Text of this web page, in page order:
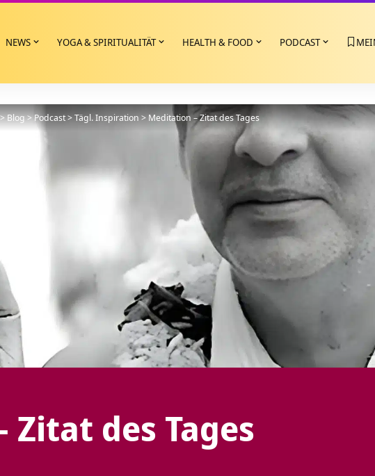
NEWS YOGA & SPIRITUALITÄT HEALTH & FOOD PODCAST
Blog>Podcast>Tägl. Inspiration > Meditation – Zitat des Tages
des Tages